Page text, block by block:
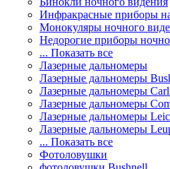
Инфракрасные приборы
Монокуляры ночного
Недорогие приборы
... Показать все
Лазерные дальномеры
Лазерные дальномеры
Лазерные дальномеры
Лазерные дальномеры
Лазерные дальномеры
Лазерные дальномеры
... Показать все
Фотоловушки